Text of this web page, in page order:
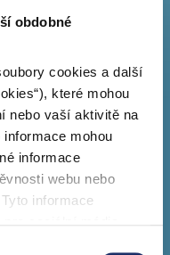
obdobné
cookies a další
které mohou
nebo vaší aktivitě na
mohou
informace
webu nebo
informace